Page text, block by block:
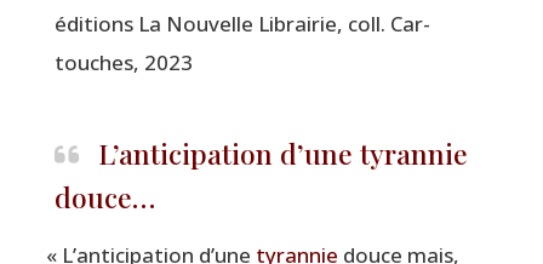
édi­tions La Nou­velle Librai­rie, coll. Car­
touches, 2023
L’anticipation d’une tyrannie
douce…
« L’anticipation d’une tyran­nie douce mais,